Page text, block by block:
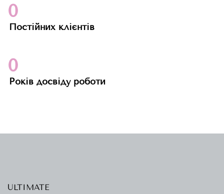
0
Постійних клієнтів
0
Років досвіду роботи
ULTIMATE